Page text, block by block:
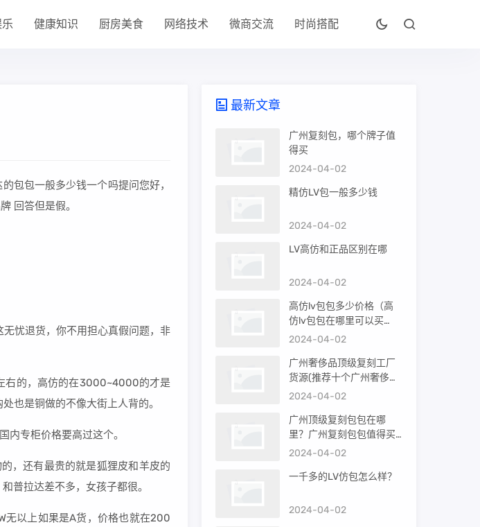
健康知识 厨房美食 网络技术 微商交流 时尚搭配
包包一般多少钱一个吗提问您好，
回答但是假。
忧退货，你不用担心真假问题，非
右的，高仿的在3000~4000的才是
也是铜做的不像大街上人背的。
专柜价格要高过这个。
，还有最贵的就是狐狸皮和羊皮的
普拉达差不多，女孩子都很。
无以上如果是A货，价格也就在200
最新文章
广州复刻包，哪个牌子值
得买
2024-04-02
精仿LV包一般多少钱
2024-04-02
LV高仿和正品区别在哪
2024-04-02
高仿lv包包多少价格（高
仿lv包包在哪里可以买
到）
2024-04-02
广州奢侈品顶级复刻工厂
货源(推荐十个广州奢侈品
购买渠道)
2024-04-02
广州顶级复刻包包在哪
里？广州复刻包包值得买
吗？
2024-04-02
一千多的LV仿包怎么样？
2024-04-02